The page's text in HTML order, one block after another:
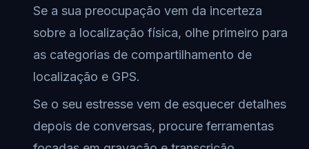
Se a sua preocupação vem da incerteza
sobre a localização física, olhe primeiro para
as categorias de compartilhamento de
localização e GPS.
Se o seu estresse vem de esquecer detalhes
depois de conversas, procure ferramentas